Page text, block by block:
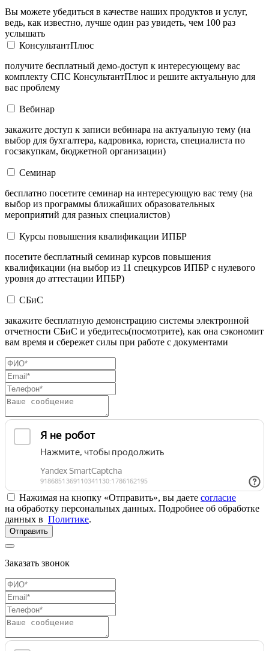
Вы можете убедиться в качестве наших продуктов и услуг,
ведь, как известно, лучше один раз увидеть, чем 100 раз
услышать
КонсультантПлюс
получите бесплатный демо-доступ к интересующему вас
комплекту СПС КонсультантПлюс и решите актуальную для
вас проблему
Вебинар
закажите доступ к записи вебинара на актуальную тему (на
выбор для бухгалтера, кадровика, юриста, специалиста по
госзакупкам, бюджетной организации)
Семинар
бесплатно посетите семинар на интересующую вас тему (на
выбор из программы ближайших образовательных
мероприятий для разных специалистов)
Курсы повышения квалификации ИПБР
посетите бесплатный семинар курсов повышения
квалификации (на выбор из 11 спецкурсов ИПБР с нулевого
уровня до аттестации ИПБР)
СБиС
закажите бесплатную демонстрацию системы электронной
отчетности СБиС и убедитесь(посмотрите), как она сэкономит
вам время и сбережет силы при работе с документами
Нажимая на кнопку «Отправить», вы даете согласие
на обработку персональных данных. Подробнее об обработке
данных в Политике.
Отправить
Заказать звонок